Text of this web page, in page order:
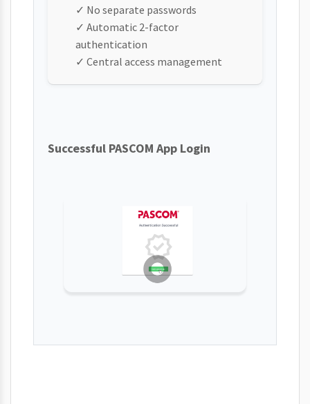
✓ No separate passwords
✓ Automatic 2-factor
authentication
✓ Central access management
Successful PASCOM App Login